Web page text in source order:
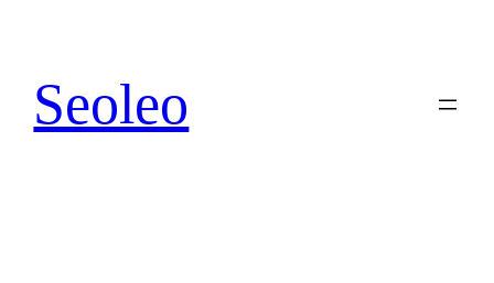
содержимому
Seoleo